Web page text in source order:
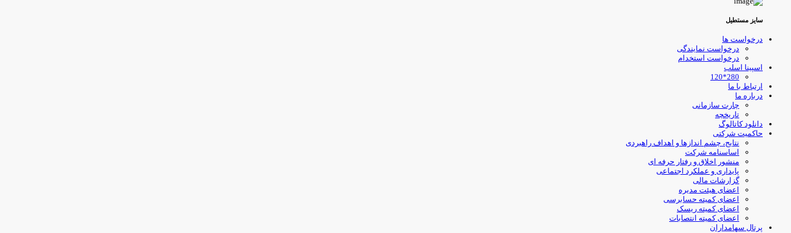
سایز مستطیل
درخواست ها
درخواست نمایندگی
درخواست استخدام
اسپینا اسلب
280*120
ارتباط با ما
درباره ما
چارت سازمانی
تاریخچه
دانلود کاتالوگ
حاکمیت شرکتی
نتایج، چشم اندازها و اهداف راهبردی
اساسنامه شرکت
منشور اخلاق و رفتار حرفه ای
پایداری و عملکرد اجتماعی
گزارشات مالی
اعضای هیئت مدیره
اعضای کمیته حسابرسی
اعضای کمیته ریسک
اعضای کمیته انتصابات
پرتال سهامداران